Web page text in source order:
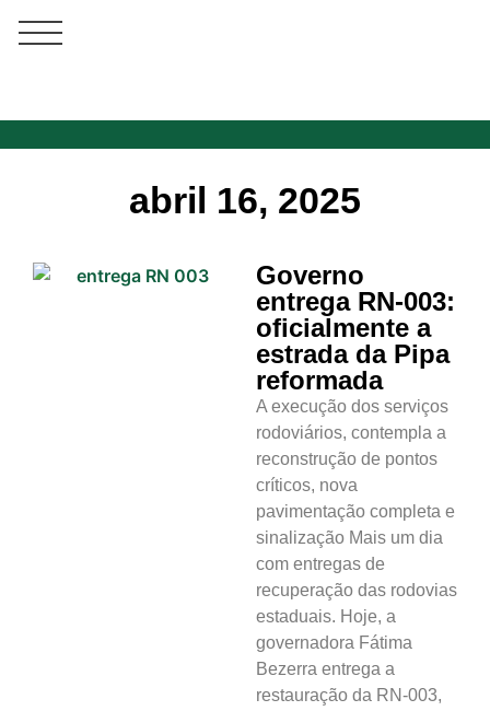
abril 16, 2025
Governo
entrega RN-003:
oficialmente a
estrada da Pipa
reformada
A execução dos serviços
rodoviários, contempla a
reconstrução de pontos
críticos, nova
pavimentação completa e
sinalização Mais um dia
com entregas de
recuperação das rodovias
estaduais. Hoje, a
governadora Fátima
Bezerra entrega a
restauração da RN-003,